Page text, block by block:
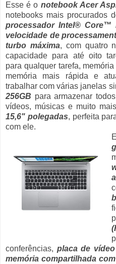
Esse é o notebook Acer
notebooks mais procurados
processador Intel® Core™
velocidade de
turbo máxima, com quatro
capacidade para até oito
para qualquer tarefa,
memória mais rápida e
trabalhar com várias janelas
256GB para armazenar
vídeos, músicas e muito
15,6" polegadas, perfeita
com ele.
conferências, placa de
memória compartilhada